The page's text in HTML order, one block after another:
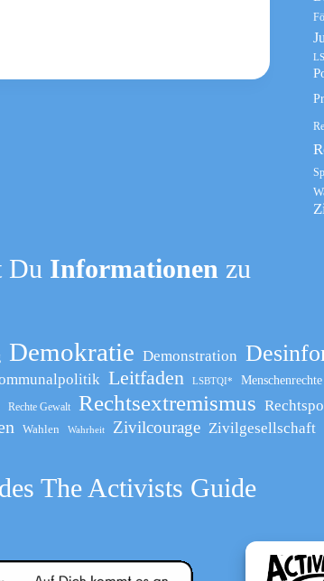
Du Informationen zu
Demokratie Demonstration
Leitfaden LSBTQI* Menschenrechte
Rechte Gewalt Rechtsextremismus
Wahlen Wahrheit Zivilcourage Zivilgesellschaft
des The Activists Guide